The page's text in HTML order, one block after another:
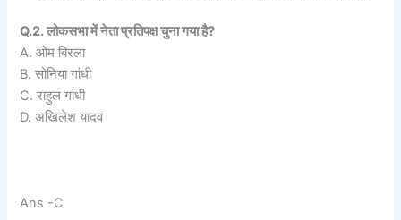
Q.2. लोकसभा में नेता प्रतिपक्ष चुना गया है?
A. ओम बिरला
B. सोनिया गांधी
C. राहुल गांधी
D. अखिलेश यादव
Ans -C